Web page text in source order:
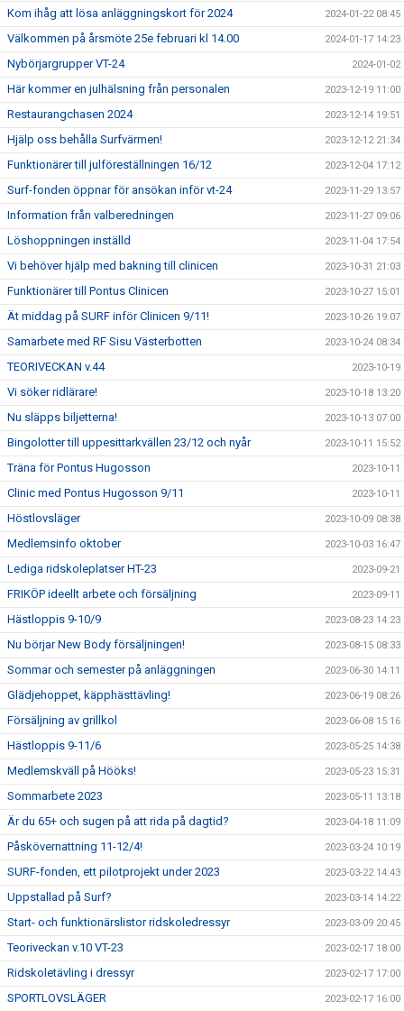
Kom ihåg att lösa anläggningskort för 2024 2024-01-22 08:45
Välkommen på årsmöte 25e februari kl 14.00 2024-01-17 14:23
Nybörjargrupper VT-24 2024-01-02
Här kommer en julhälsning från personalen 2023-12-19 11:00
Restaurangchasen 2024 2023-12-14 19:51
Hjälp oss behålla Surfvärmen! 2023-12-12 21:34
Funktionärer till julföreställningen 16/12 2023-12-04 17:12
Surf-fonden öppnar för ansökan inför vt-24 2023-11-29 13:57
Information från valberedningen 2023-11-27 09:06
Löshoppningen inställd 2023-11-04 17:54
Vi behöver hjälp med bakning till clinicen 2023-10-31 21:03
Funktionärer till Pontus Clinicen 2023-10-27 15:01
Ät middag på SURF inför Clinicen 9/11! 2023-10-26 19:07
Samarbete med RF Sisu Västerbotten 2023-10-24 08:34
TEORIVECKAN v.44 2023-10-19
Vi söker ridlärare! 2023-10-18 13:20
Nu släpps biljetterna! 2023-10-13 07:00
Bingolotter till uppesittarkvällen 23/12 och nyår 2023-10-11 15:52
Träna för Pontus Hugosson 2023-10-11
Clinic med Pontus Hugosson 9/11 2023-10-11
Höstlovsläger 2023-10-09 08:38
Medlemsinfo oktober 2023-10-03 16:47
Lediga ridskoleplatser HT-23 2023-09-21
FRIKÖP ideellt arbete och försäljning 2023-09-11
Hästloppis 9-10/9 2023-08-23 14:23
Nu börjar New Body försäljningen! 2023-08-15 08:33
Sommar och semester på anläggningen 2023-06-30 14:11
Glädjehoppet, käpphästtävling! 2023-06-19 08:26
Försäljning av grillkol 2023-06-08 15:16
Hästloppis 9-11/6 2023-05-25 14:38
Medlemskväll på Hööks! 2023-05-23 15:31
Sommarbete 2023 2023-05-11 13:18
Är du 65+ och sugen på att rida på dagtid? 2023-04-18 11:09
Påskövernattning 11-12/4! 2023-03-24 10:19
SURF-fonden, ett pilotprojekt under 2023 2023-03-22 14:43
Uppstallad på Surf? 2023-03-14 14:22
Start- och funktionärslistor ridskoledressyr 2023-03-09 20:45
Teoriveckan v.10 VT-23 2023-02-17 18:00
Ridskoletävling i dressyr 2023-02-17 17:00
SPORTLOVSLÄGER 2023-02-17 16:00